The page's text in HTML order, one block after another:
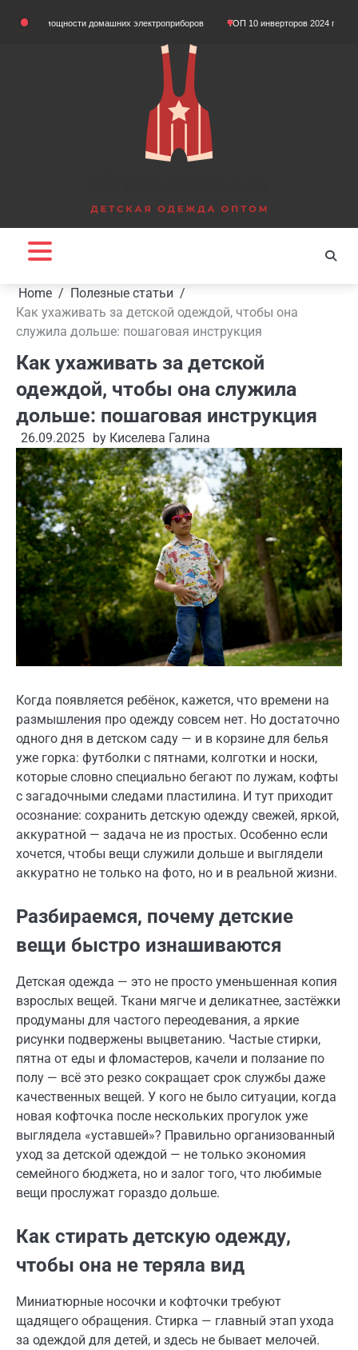
мощности домашних электроприборов ТОП 10 инверторов 2024 года Що
Home
Полезные статьи
Как ухаживать за детской одеждой, чтобы она
служила дольше: пошаговая инструкция
Как ухаживать за детской
одеждой, чтобы она служила
дольше: пошаговая инструкция
26.09.2025 by Киселева Галина
Когда появляется ребёнок, кажется, что времени на
размышления про одежду совсем нет. Но достаточно
одного дня в детском саду — и в корзине для белья
уже горка: футболки с пятнами, колготки и носки,
которые словно специально бегают по лужам, кофты
с загадочными следами пластилина. И тут приходит
осознание: сохранить детскую одежду свежей, яркой,
аккуратной — задача не из простых. Особенно если
хочется, чтобы вещи служили дольше и выглядели
аккуратно не только на фото, но и в реальной жизни.
Разбираемся, почему детские
вещи быстро изнашиваются
Детская одежда — это не просто уменьшенная копия
взрослых вещей. Ткани мягче и деликатнее, застёжки
продуманы для частого переодевания, а яркие
рисунки подвержены выцветанию. Частые стирки,
пятна от еды и фломастеров, качели и ползание по
полу — всё это резко сокращает срок службы даже
качественных вещей. У кого не было ситуации, когда
новая кофточка после нескольких прогулок уже
выглядела «уставшей»? Правильно организованный
уход за детской одеждой — не только экономия
семейного бюджета, но и залог того, что любимые
вещи прослужат гораздо дольше.
Как стирать детскую одежду,
чтобы она не теряла вид
Миниатюрные носочки и кофточки требуют
щадящего обращения. Стирка — главный этап ухода
за одеждой для детей, и здесь не бывает мелочей.